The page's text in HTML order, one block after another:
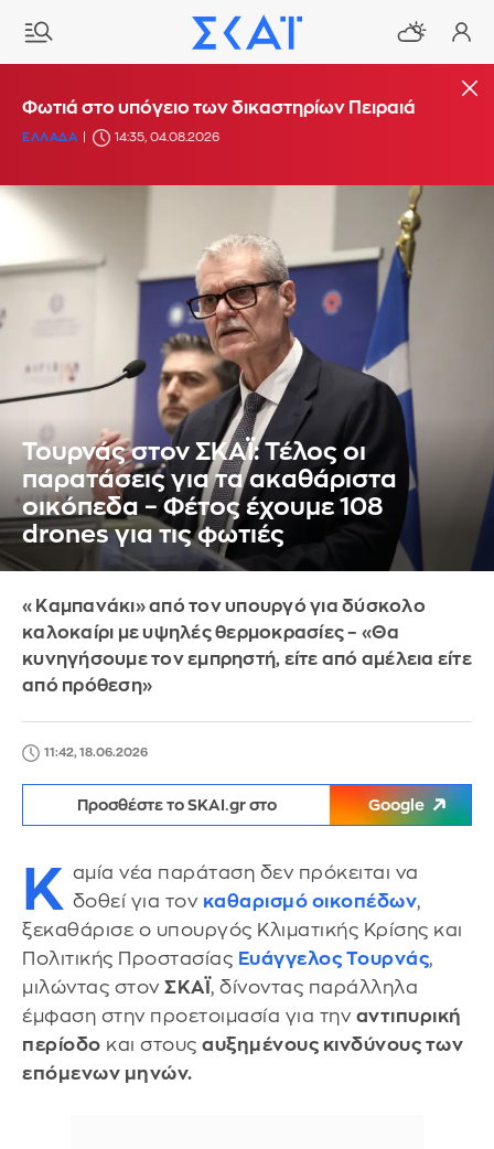
Φωτιά στο υπόγειο των δικαστηρίων Πειραιά
ΕΛΛΑΔΑ 14:35, 04.08.2026
Τουρνάς στον ΣΚΑΪ: Τέλος οι
παρατάσεις για τα ακαθάριστα
οικόπεδα – Φέτος έχουμε 108
drones για τις φωτιές
«Καμπανάκι» από τον υπουργό για δύσκολο
καλοκαίρι με υψηλές θερμοκρασίες – «Θα
κυνηγήσουμε τον εμπρηστή, είτε από αμέλεια είτε
από πρόθεση»
11:42, 18.06.2026
Προσθέστε το SKAI.gr στο Google
Κ αμία νέα παράταση δεν πρόκειται να
δοθεί για τον καθαρισμό οικοπέδων,
ξεκαθάρισε ο υπουργός Κλιματικής Κρίσης και
Πολιτικής Προστασίας Ευάγγελος Τουρνάς,
μιλώντας στον ΣΚΑΪ , δίνοντας παράλληλα
έμφαση στην προετοιμασία για την αντιπυρική
περίοδο και στους αυξημένους κινδύνους των
επόμενων μηνών.